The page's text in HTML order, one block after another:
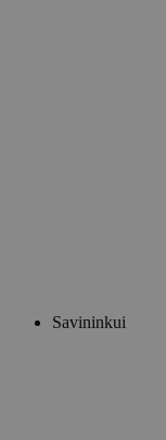
Savininkui